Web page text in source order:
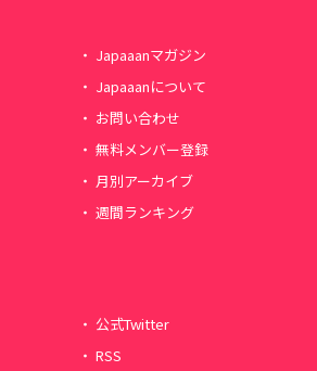
Japaaanマガジン
Japaaanについて
お問い合わせ
無料メンバー登録
月別アーカイブ
週間ランキング
公式Twitter
RSS